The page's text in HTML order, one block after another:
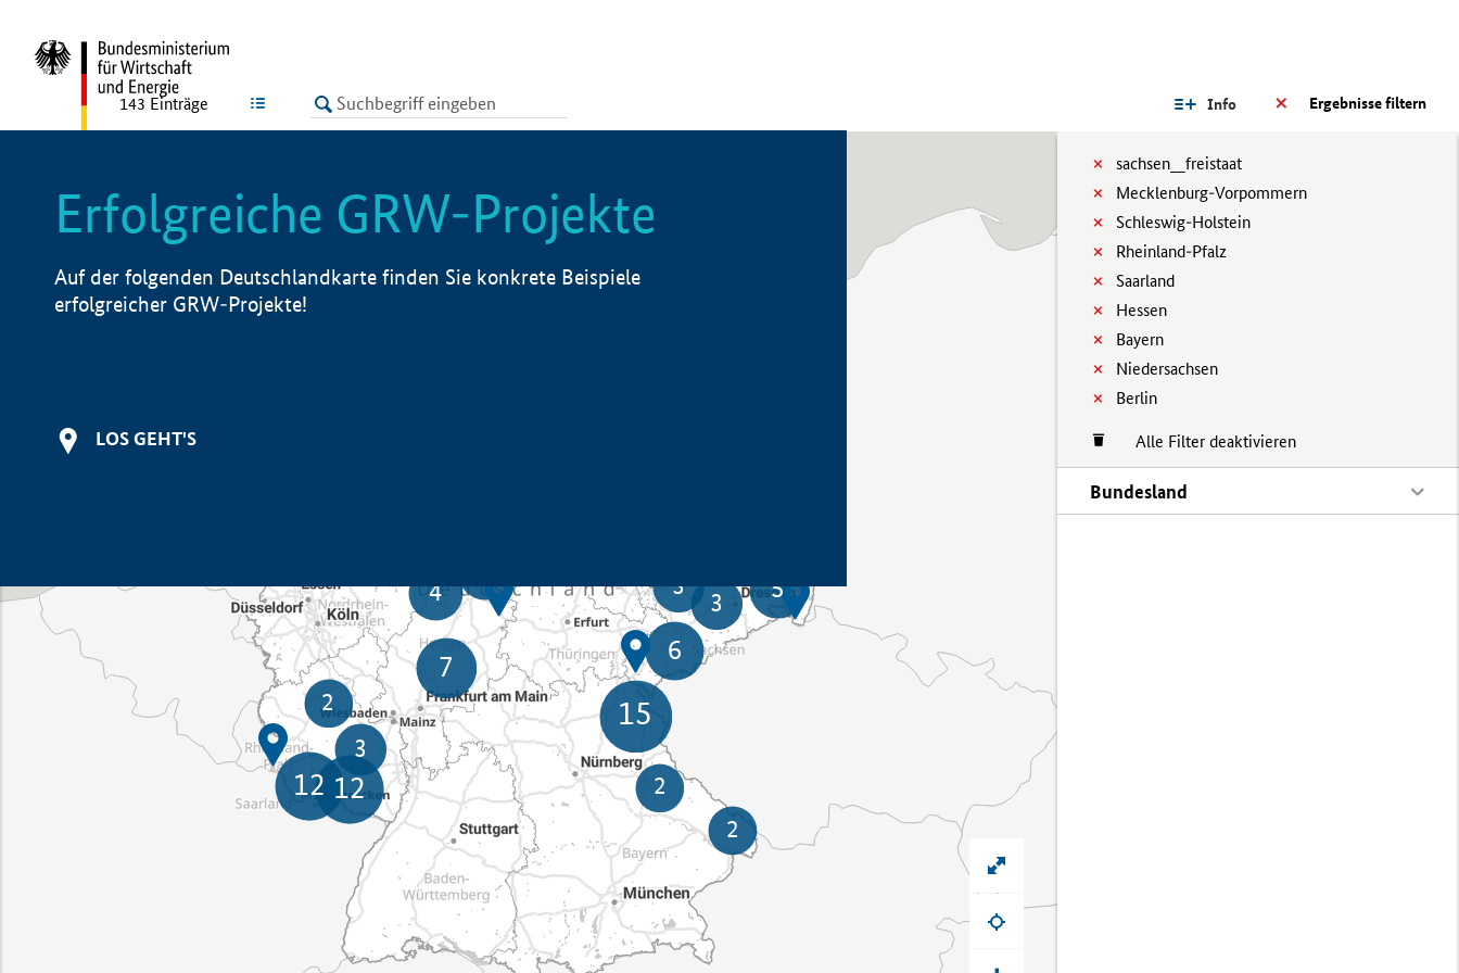
LISTE Ergebnisse filtern
Info
sachsen__freistaat
Mecklenburg-Vorpommern
Schleswig-Holstein
Rheinland-Pfalz
Saarland
Hessen
Bayern
Niedersachsen
Berlin
Alle Filter deaktivieren
Bundesland
143 Einträge
Erfolgreiche GRW-Projekte
Auf der folgenden Deutschlandkarte finden Sie konkrete Beispiele
erfolgreicher GRW-Projekte!
LOS GEHT'S